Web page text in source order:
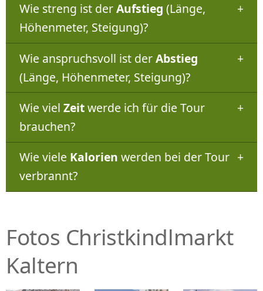
Wie streng ist derAufstieg (Länge,
Höhenmeter, Steigung)?
Wie anspruchsvoll ist derAbstieg
(Länge, Höhenmeter, Steigung)?
Wie viel Zeitwerde ich für die Tour
brauchen?
Wie viele Kalorien werden bei der Tour
verbrannt?
Fotos Christkindlmarkt
Kaltern